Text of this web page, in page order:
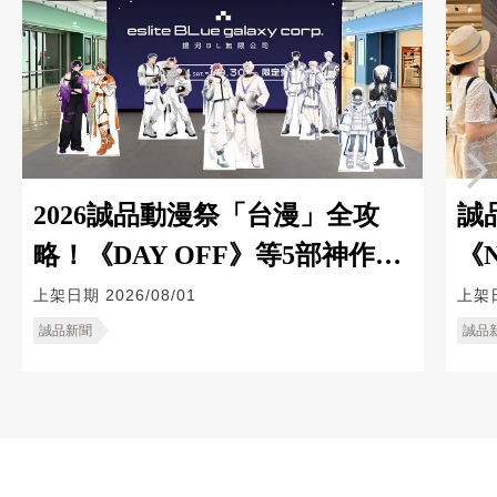
2026誠品動漫祭「台漫」全攻
略！《DAY OFF》等5部神作推
出限定主題門市與限量周邊
上架日期 2026/08/01
誠品新聞
誠
Z
上架
誠品